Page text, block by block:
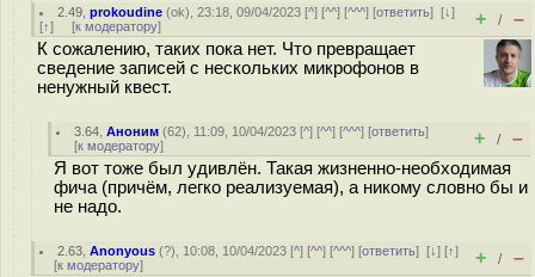
2.49 ,prokoudine (ok), 23:18, 09/04/2023 [^] [^^] [^^^] [ответить][↓]
[↑] [к модератору] + / –
К сожалению, таких пока нет. Что превращает
сведение записей с нескольких микрофонов в
ненужный квест.
3.64 ,Аноним (62), 11:09, 10/04/2023 [^] [^^] [^^^] [ответить]
[к модератору] + / –
Я вот тоже был удивлён. Такая жизненно-необходимая
фича (причём, легко реализуемая), а никому словно бы и
не надо.
2.63 ,Anonyous (?), 10:08, 10/04/2023 [^] [^^] [^^^] [ответить][↓] [↑]
[к модератору] + / –